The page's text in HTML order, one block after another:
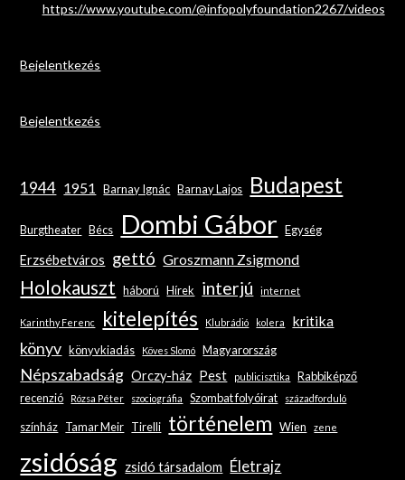
https://www.youtube.com/@infopolyfoundation2267/videos
Bejelentkezés
Bejelentkezés
1944 1951 Barnay Ignác Barnay Lajos Budapest
Burgtheater Bécs Dombi Gábor Egység
Erzsébetváros gettó Groszmann Zsigmond
Holokauszt háború Hírek interjú internet
Karinthy Ferenc kitelepítés Klubrádió kolera kritika
könyv könyvkiadás Köves Slomó Magyarország
Népszabadság Orczy-ház Pest publicisztika
Rabbiképző
recenzió
Rózsa Péter szociográfia Szombat folyóirat századforduló
színház Tamar Meir Tirelli történelem Wien zene
zsidóság zsidó társadalom Életrajz